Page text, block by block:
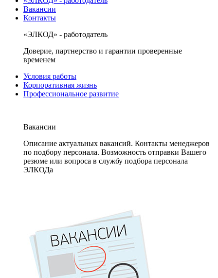
Вакансии
Контакты
«ЭЛКОД» - работодатель
Доверие, партнерство и гарантии проверенные
временем
Условия работы
Корпоративная жизнь
Профессиональное развитие
Вакансии
Описание актуальных вакансий. Контакты менеджеров
по подбору персонала. Возможность отправки Вашего
резюме или вопроса в службу подбора персонала
ЭЛКОДа